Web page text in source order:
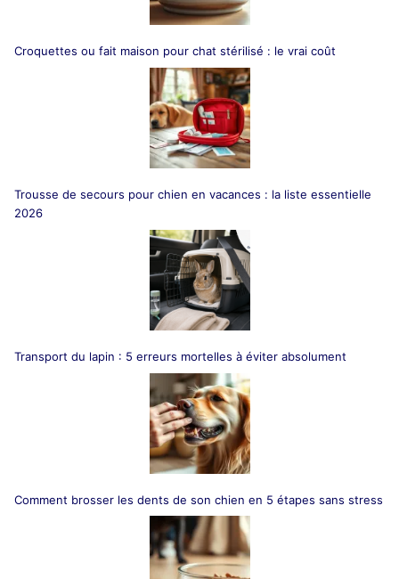
Croquettes ou fait maison pour chat stérilisé : le vrai coût
Trousse de secours pour chien en vacances : la liste essentielle
2026
Transport du lapin : 5 erreurs mortelles à éviter absolument
Comment brosser les dents de son chien en 5 étapes sans stress